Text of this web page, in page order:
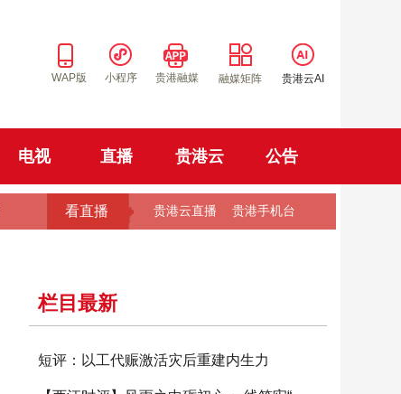
WAP版 小程序 贵港融媒 融媒矩阵 贵港云AI
电视 直播 贵港云 公告
看直播 贵港云直播 贵港手机台
栏目最新
短评：以工代赈激活灾后重建内生力